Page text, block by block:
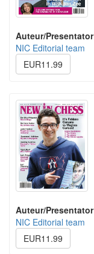
Auteur/Presentator
NIC Editorial team
EUR11.99
Auteur/Presentator
NIC Editorial team
EUR11.99